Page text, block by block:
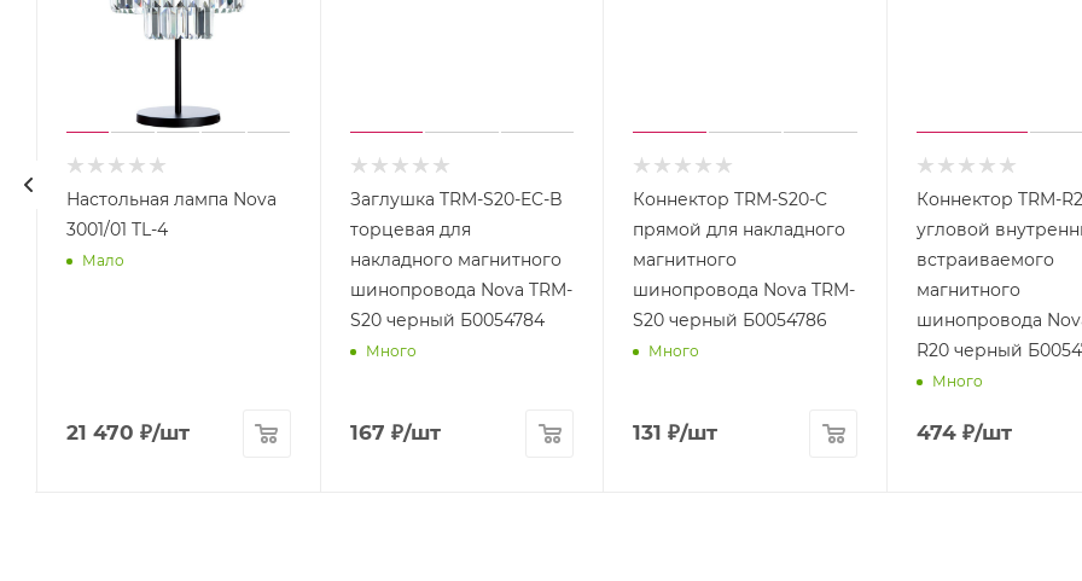
Настольная лампа Nova
3001/01 TL-4
Мало
21 470 ₽/шт
Заглушка TRM-S20-EC-B
торцевая для
накладного магнитного
шинопровода Nova TRM-
S20 черный Б0054784
Много
167 ₽/шт
Коннектор TRM-S20-C
прямой для накладного
магнитного
шинопровода Nova TRM-
S20 черный Б0054786
Много
131 ₽/шт
Коннектор TRM-
угловой
встраиваемого
магнитного
шинопровода
R20 черный
Много
474 ₽/шт